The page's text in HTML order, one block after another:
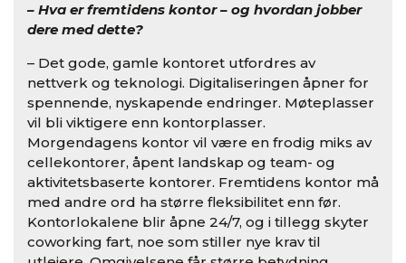
– Hva er fremtidens kontor – og hvordan jobber
dere med dette?
– Det gode, gamle kontoret utfordres av
nettverk og teknologi. Digitaliseringen åpner for
spennende, nyskapende endringer. Møteplasser
vil bli viktigere enn kontorplasser.
Morgendagens kontor vil være en frodig miks av
cellekontorer, åpent landskap og team- og
aktivitetsbaserte kontorer. Fremtidens kontor må
med andre ord ha større fleksibilitet enn før.
Kontorlokalene blir åpne 24/7, og i tillegg skyter
coworking fart, noe som stiller nye krav til